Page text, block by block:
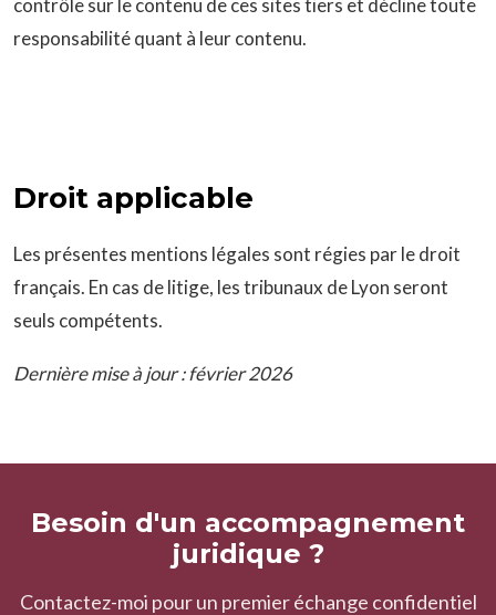
contrôle sur le contenu de ces sites tiers et décline toute
responsabilité quant à leur contenu.
Droit applicable
Les présentes mentions légales sont régies par le droit
français. En cas de litige, les tribunaux de Lyon seront
seuls compétents.
Dernière mise à jour : février 2026
Besoin d'un accompagnement
juridique ?
Contactez-moi pour un premier échange confidentiel